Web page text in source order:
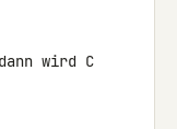
wird C